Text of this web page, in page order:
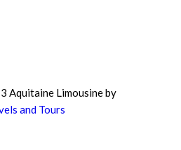
Aquitaine Limousine by
and Tours